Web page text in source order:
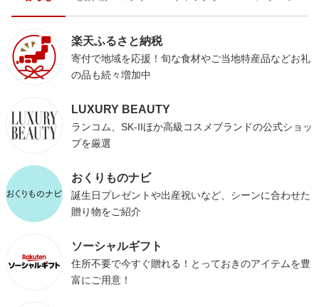
楽天ふるさと納税
寄付で地域を応援！旬な食材やご当地特産品などお礼
の品も続々増加中
LUXURY BEAUTY
ランコム、SK-IIほか高級コスメブランドの公式ショッ
プを厳選
おくりものナビ
誕生日プレゼントや出産祝いなど、シーンに合わせた
贈り物をご紹介
ソーシャルギフト
住所不要で今すぐ贈れる！とっておきのアイテムを豊
富にご用意！